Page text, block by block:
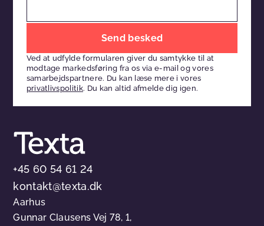
dette
felt
tomt
Ved at udfylde formularen giver du samtykke til at
modtage markedsføring fra os via e-mail og vores
samarbejdspartnere. Du kan læse mere i vores
privatlivspolitik. Du kan altid afmelde dig igen.
+45 60 54 61 24
kontakt@texta.dk
Aarhus
Gunnar Clausens Vej 78, 1,